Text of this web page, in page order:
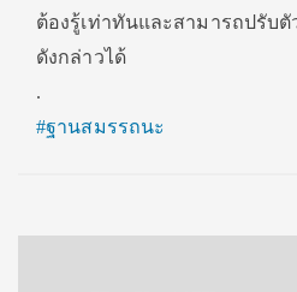
ต้องรู้เท่าทันและสามารถปรับตั
ดังกล่าวได้
.
#ฐานสมรรถนะ